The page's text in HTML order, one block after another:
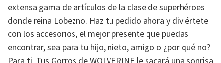
extensa gama de artículos de la clase de superhéroes
donde reina Lobezno. Haz tu pedido ahora y diviértete
con los accesorios, el mejor presente que puedas
encontrar, sea para tu hijo, nieto, amigo o ¿por qué no?
Para ti. Tus Gorros deWOLVERINE le sacará una sonrisa